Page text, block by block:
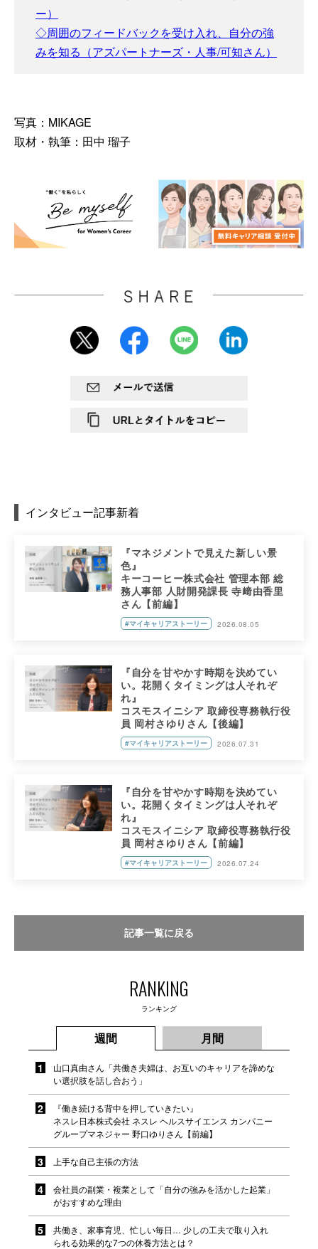
ー）
◇周囲のフィードバックを受け入れ、自分の強
みを知る（アズパートナーズ・人事/可知さん）
写真：MIKAGE
取材・執筆：田中 瑠子
インタビュー記事新着
『マネジメントで見えた新しい景
色』
キーコーヒー株式会社 管理本部 総
務人事部 人財開発課長 寺﨑由香里
さん【前編】
#マイキャリアストーリー 2026.08.05
『自分を甘やかす時期を決めてい
い。花開くタイミングは人それぞ
れ』
コスモスイニシア 取締役専務執行役
員 岡村さゆりさん【後編】
#マイキャリアストーリー 2026.07.31
『自分を甘やかす時期を決めてい
い。花開くタイミングは人それぞ
れ』
コスモスイニシア 取締役専務執行役
員 岡村さゆりさん【前編】
#マイキャリアストーリー 2026.07.24
記事一覧に戻る
RANKING
ランキング
週間 月間
山口真由さん「共働き夫婦は、お互いのキャリアを諦めな
い選択肢を話し合おう」
『働き続ける背中を押していきたい』
ネスレ日本株式会社 ネスレ ヘルスサイエンス カンパニー
グループマネジャー 野口ゆりさん【前編】
上手な自己主張の方法
会社員の副業・複業として「自分の強みを活かした起業」
がおすすめな理由
共働き、家事育児、忙しい毎日… 少しの工夫で取り入れ
られる効果的な7つの休養方法とは？